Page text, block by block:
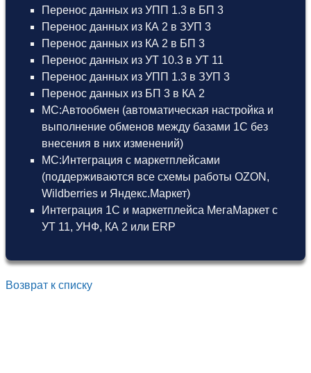
Перенос данных из УПП 1.3 в БП 3
Перенос данных из КА 2 в ЗУП 3
Перенос данных из КА 2 в БП 3
Перенос данных из УТ 10.3 в УТ 11
Перенос данных из УПП 1.3 в ЗУП 3
Перенос данных из БП 3 в КА 2
МС:Автообмен (автоматическая настройка и
выполнение обменов между базами 1С без
внесения в них изменений)
МС:Интеграция с маркетплейсами
(поддерживаются все схемы работы OZON,
Wildberries и Яндекс.Маркет)
Интеграция 1С и маркетплейса МегаМаркет с
УТ 11, УНФ, КА 2 или ERP
Возврат к списку